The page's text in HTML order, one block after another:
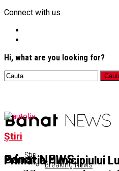
Connect with us
Hi, what are you looking for?
Banat NEWS
Știri
Breaking News
Știri
Primăria Municipiului